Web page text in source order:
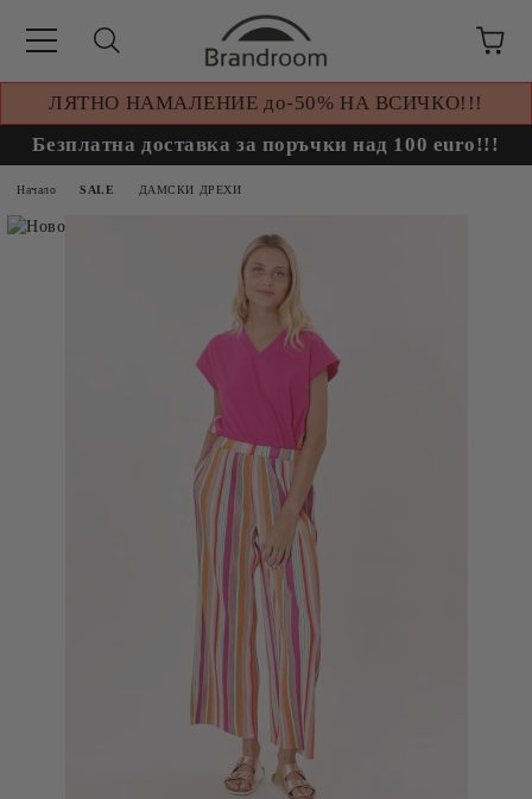
ЛЯТНО НАМАЛЕНИЕ до-50% НА ВСИЧКО!!!
Безплатна доставка за поръчки над 100 euro!!!
Начало SALE ДАМСКИ ДРЕХИ